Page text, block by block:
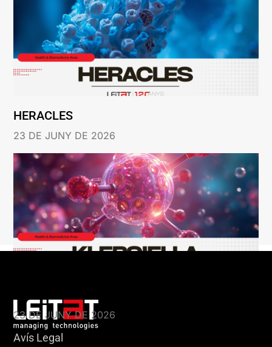
HERACLES
23 DE JUNY DE 2026
23 DE JUNY DE 2026
Avís Legal